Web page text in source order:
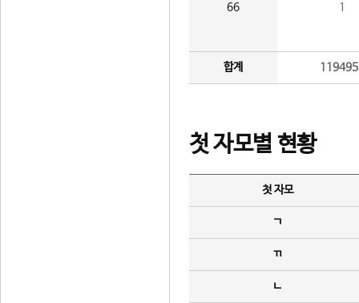
66 1
합계
첫 자모별 현황
첫 자모
ㄱ
ㄲ
ㄴ